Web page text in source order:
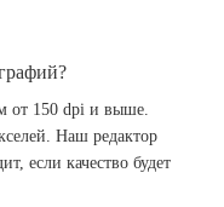
от 150 dpi и выше.
Наш редактор
если качество будет